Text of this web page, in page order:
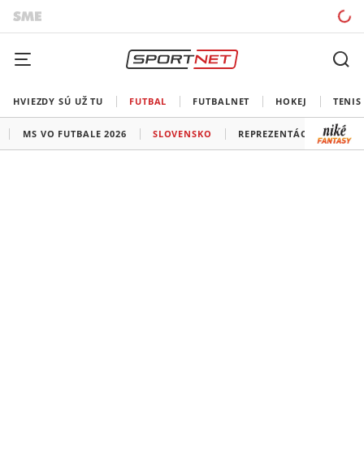
HVIEZDY SÚ UŽ TU FUTBAL FUTBALNET HOKEJ TENIS
MS VO FUTBALE 2026 SLOVENSKO REPREZENTÁCIE